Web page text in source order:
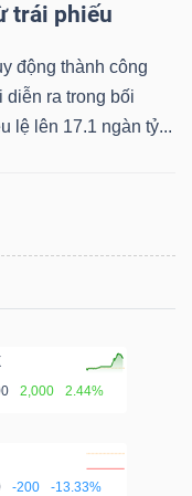
trái phiếu
động thành công
diễn ra trong bối
lệ lên 17.1 ngàn tỷ...
2,000 2.44%
-200 -13.33%